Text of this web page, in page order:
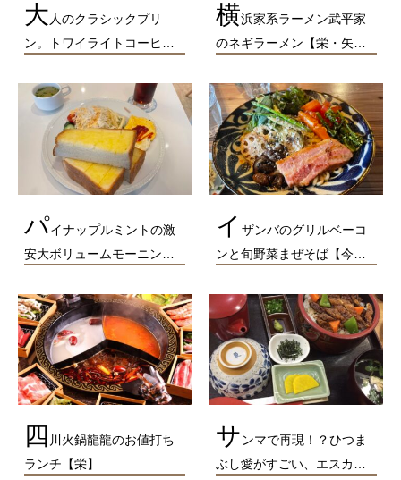
大 人のクラシックプリ
ン。トワイライトコーヒ…
横浜家系ラーメン武平家
のネギラーメン【栄・矢…
パイナップルミントの激
安大ボリュームモーニン…
イ ザンバのグリルベーコ
ンと旬野菜まぜそば【今…
四 川火鍋龍龍のお値打ち
ランチ【栄】
サ ンマで再現！？ひつま
ぶし愛がすごい、エスカ…